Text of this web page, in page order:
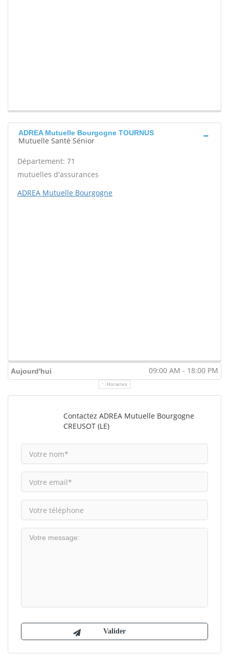
ADREA Mutuelle Bourgogne TOURNUS
Mutuelle Santé Sénior
Département: 71
mutuelles d'assurances
ADREA Mutuelle Bourgogne
Aujourd'hui 09:00 AM - 18:00 PM
Horaires
Contactez ADREA Mutuelle Bourgogne
CREUSOT (LE)